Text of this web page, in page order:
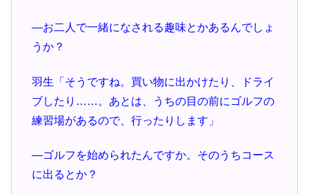
―お二人で一緒になされる趣味とかあるんでしょ
うか？
羽生「そうですね。買い物に出かけたり、ドライ
ブしたり……。あとは、うちの目の前にゴルフの
練習場があるので、行ったりします」
―ゴルフを始められたんですか。そのうちコース
に出るとか？